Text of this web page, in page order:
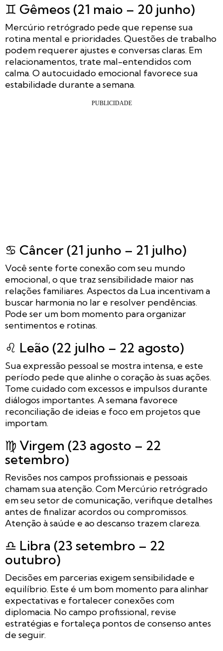
♊ Gêmeos (21 maio – 20 junho)
Mercúrio retrógrado pede que repense sua
rotina mental e prioridades. Questões de trabalho
podem requerer ajustes e conversas claras. Em
relacionamentos, trate mal-entendidos com
calma. O autocuidado emocional favorece sua
estabilidade durante a semana.
♋ Câncer (21 junho – 21 julho)
Você sente forte conexão com seu mundo
emocional, o que traz sensibilidade maior nas
relações familiares. Aspectos da Lua incentivam a
buscar harmonia no lar e resolver pendências.
Pode ser um bom momento para organizar
sentimentos e rotinas.
♌ Leão (22 julho – 22 agosto)
Sua expressão pessoal se mostra intensa, e este
período pede que alinhe o coração às suas ações.
Tome cuidado com excessos e impulsos durante
diálogos importantes. A semana favorece
reconciliação de ideias e foco em projetos que
importam.
♍ Virgem (23 agosto – 22
setembro)
Revisões nos campos profissionais e pessoais
chamam sua atenção. Com Mercúrio retrógrado
em seu setor de comunicação, verifique detalhes
antes de finalizar acordos ou compromissos.
Atenção à saúde e ao descanso trazem clareza.
♎ Libra (23 setembro – 22
outubro)
Decisões em parcerias exigem sensibilidade e
equilíbrio. Este é um bom momento para alinhar
expectativas e fortalecer conexões com
diplomacia. No campo profissional, revise
estratégias e fortaleça pontos de consenso antes
de seguir.